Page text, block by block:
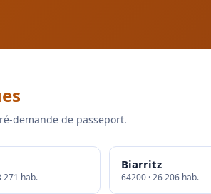
demande de passeport.
271 hab.
Biarritz
64200 · 26 206 hab.